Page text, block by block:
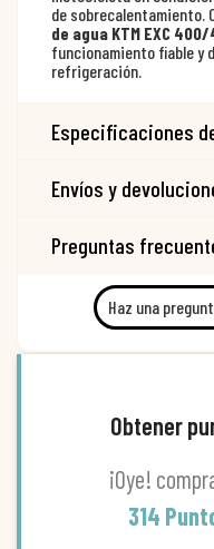
de sobrecalentamiento.
de agua KTM EXC
funcionamiento fiable y
refrigeración.
Especificaciones
Envíos y
Preguntas
Haz una
Obtener
¡Oye!
314